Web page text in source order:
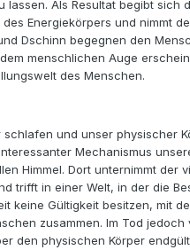
lassen. Als Resultat begibt sich
Energiekörpers und nimmt
Dschinn begegnen den
menschlichen Auge
des Menschen.
schlafen und unser physischer
Mechanismus
Himmel. Dort unternimmt der
trifft in einer Welt, in der die
keine Gültigkeit besitzen, mit
zusammen. Im Tod jedoch
den physischen Körper